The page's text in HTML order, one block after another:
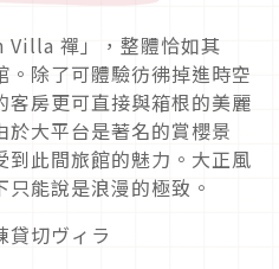
Villa 禪」，整體恰如其
除了可體驗彷彿掉進時空
房更可直接與箱根的美麗
大平台是著名的賞櫻景
此間旅館的魅力。大正風
能說是浪漫的極致。
貸切ヴィラ